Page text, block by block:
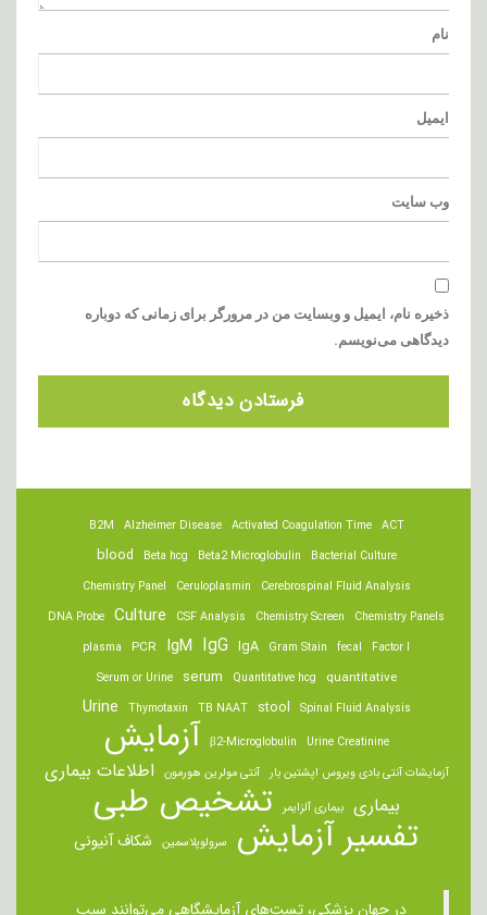
نام
ایمیل
وب‌ سایت
ذخیره نام، ایمیل و وبسایت من در مرورگر برای زمانی که دوباره
دیدگاهی می‌نویسم.
ACT
Activated Coagulation Time
Alzheimer Disease
B2M
Bacterial Culture
Beta2 Microglobulin
Beta hcg
blood
Cerebrospinal Fluid Analysis
Ceruloplasmin
Chemistry Panel
Chemistry Panels
Chemistry Screen
CSF Analysis
Culture
DNA Probe
Factor I
fecal
Gram Stain
IgA
IgG
IgM
PCR
plasma
quantitative
Quantitative hcg
serum
Serum or Urine
Spinal Fluid Analysis
stool
TB NAAT
Thymotaxin
Urine
Urine Creatinine
β2-Microglobulin آزمایش
آزمایشات آنتی بادی ویروس اپشتین بار آنتی مولرین هورمون اطلاعات بیماری
بیماری بیماری آلزایمر تشخیص طبی
تفسیر آزمایش سرولوپلاسمین شکاف آنیونی
در جهان پزشکی، تست‌های آزمایشگاهی می‌توانند سبب